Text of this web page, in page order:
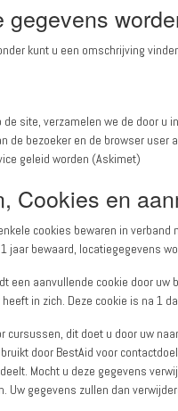
kunt u een omschrijving
site, verzamelen we de door
de bezoeker en de browser
geleid worden (Askimet)
Cookies en
cookies bewaren in
jaar bewaard, locatiegegevens
een aanvullende cookie door
in zich. Deze cookie is na 1
cursussen, dit doet u door uw
door BestAid voor
Mocht u deze gegevens
Uw gegevens zullen dan